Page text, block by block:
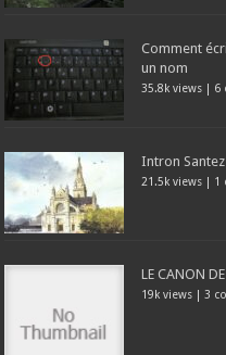
Comment
un nom
35.8k views 6
Intron
21.5k views 1
LE CANON
19k views 3